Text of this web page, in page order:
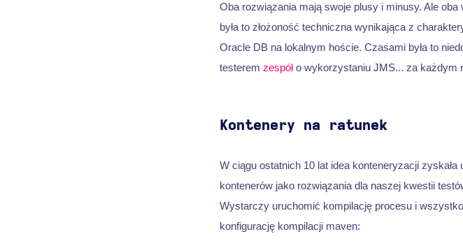
Oba rozwiązania mają swoje plusy i minusy. Ale
była to złożoność techniczna wynikająca z
Oracle DB na lokalnym hoście. Czasami była to
testerem zespóło wykorzystaniu JMS... za każdym
Kontenery na ratunek
W ciągu ostatnich 10 lat idea konteneryzacji
kontenerów jako rozwiązania dla naszej kwestii
Wystarczy uruchomić kompilację procesu i
konfigurację kompilacji maven: